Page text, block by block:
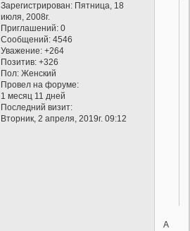
Зарегистрирован: Пятница, 18
июля, 2008г.
Приглашений: 0
Сообщений: 4546
Уважение: +264
Позитив: +326
Пол: Женский
Провел на форуме:
1 месяц 11 дней
Последний визит:
Вторник, 2 апреля, 2019г. 09:12
А